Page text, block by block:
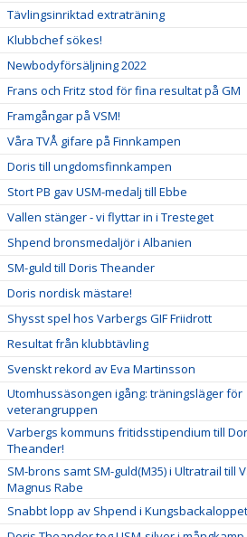
Tävlingsinriktad extraträning
Klubbchef sökes!
Newbodyförsäljning 2022
Frans och Fritz stod för fina resultat på GM
Framgångar på VSM!
Våra TVÅ gifare på Finnkampen
Doris till ungdomsfinnkampen
Stort PB gav USM-medalj till Ebbe
Vallen stänger - vi flyttar in i Tresteget
Shpend bronsmedaljör i Albanien
SM-guld till Doris Theander
Doris nordisk mästare!
Shysst spel hos Varbergs GIF Friidrott
Resultat från klubbtävling
Svenskt rekord av Eva Martinsson
Utomhussäsongen igång: träningsläger för
veterangruppen
Varbergs kommuns fritidsstipendium till
Theander!
SM-brons samt SM-guld(M35) i Ultratrail till
Magnus Rabe
Snabbt lopp av Shpend i Kungsbackaloppet